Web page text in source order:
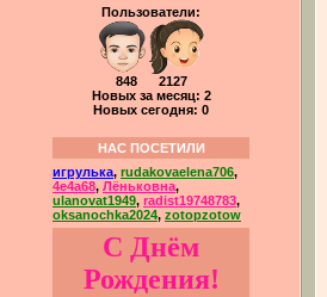
Пользователи:
848 2127
Новых за месяц: 2
Новых сегодня: 0
НАС ПОСЕТИЛИ
игрулька, rudakovaelena706,
4e4a68, Лёньковна,
ulanovat1949, radist19748783,
oksanochka2024, zotopzotow
С Днём
Рождения!